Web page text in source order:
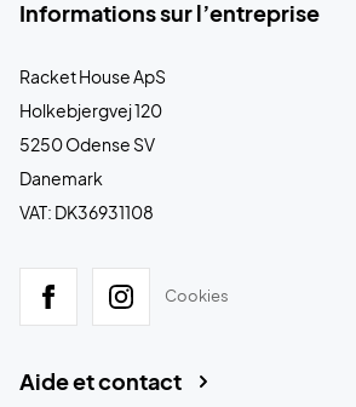
Informations sur l’entreprise
Racket House ApS
Holkebjergvej 120
5250 Odense SV
Danemark
VAT: DK36931108
Cookies
Aide et contact